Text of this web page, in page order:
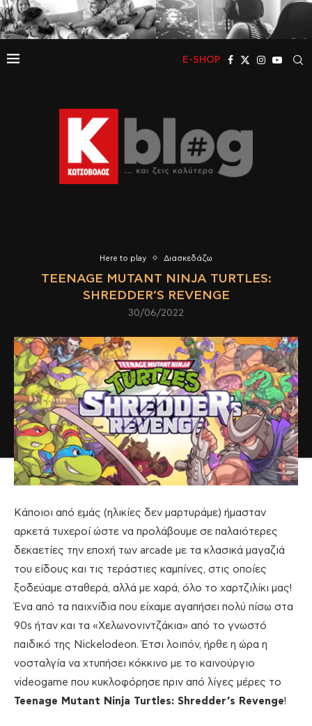
E-SHOP
Here to play Διασκεδάζω
TEENAGE MUTANT NINJA TURTLES:
SHREDDER’S REVENGE
30/06/2022
Κάποιοι από εμάς (ηλικίες δεν μαρτυράμε) ήμασταν
αρκετά τυχεροί ώστε να προλάβουμε σε παλαιότερες
δεκαετίες την εποχή των arcade με τα κλασικά μαγαζιά
του είδους και τις τεράστιες καμπίνες, στις οποίες
ξοδεύαμε σταθερά, αλλά με χαρά, όλο το χαρτζιλίκι μας!
Ένα από τα παιχνίδια που είχαμε αγαπήσει πολύ πίσω στα
90s ήταν και τα «Χελωνονιντζάκια» από το γνωστό
παιδικό της Nickelodeon. Έτσι λοιπόν, ήρθε η ώρα η
νοσταλγία να χτυπήσει κόκκινο με το καινούργιο
videogame που κυκλοφόρησε πριν από λίγες μέρες το
Teenage Mutant Ninja Turtles: Shredder’s Revenge!